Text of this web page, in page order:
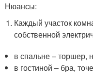
Нюансы:
Каждый участок
собственной
в спальне – торшер,
в гостиной – бра,